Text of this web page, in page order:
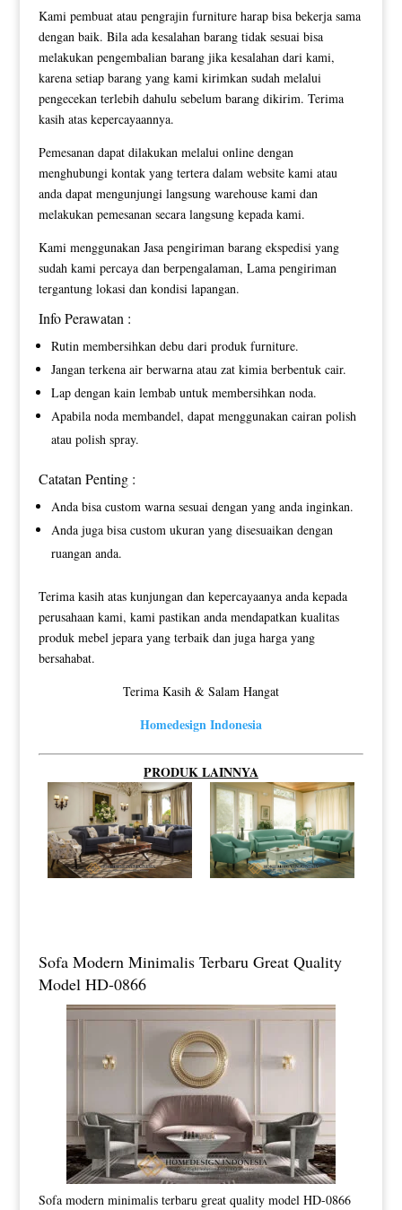
Kami pembuat atau pengrajin furniture harap bisa bekerja sama
dengan baik. Bila ada kesalahan barang tidak sesuai bisa
melakukan pengembalian barang jika kesalahan dari kami,
karena setiap barang yang kami kirimkan sudah melalui
pengecekan terlebih dahulu sebelum barang dikirim. Terima
kasih atas kepercayaannya.
Pemesanan dapat dilakukan melalui online dengan
menghubungi kontak yang tertera dalam website kami atau
anda dapat mengunjungi langsung warehouse kami dan
melakukan pemesanan secara langsung kepada kami.
Kami menggunakan Jasa pengiriman barang ekspedisi yang
sudah kami percaya dan berpengalaman, Lama pengiriman
tergantung lokasi dan kondisi lapangan.
Info Perawatan :
Rutin membersihkan debu dari produk furniture.
Jangan terkena air berwarna atau zat kimia berbentuk cair.
Lap dengan kain lembab untuk membersihkan noda.
Apabila noda membandel, dapat menggunakan cairan polish
atau polish spray.
Catatan Penting :
Anda bisa custom warna sesuai dengan yang anda inginkan.
Anda juga bisa custom ukuran yang disesuaikan dengan
ruangan anda.
Terima kasih atas kunjungan dan kepercayaanya anda kepada
perusahaan kami, kami pastikan anda mendapatkan kualitas
produk mebel jepara yang terbaik dan juga harga yang
bersahabat.
Terima Kasih & Salam Hangat
Homedesign Indonesia
PRODUK LAINNYA
Sofa Modern Minimalis Terbaru Great Quality
Model HD-0866
Sofa modern minimalis terbaru great quality model HD-0866